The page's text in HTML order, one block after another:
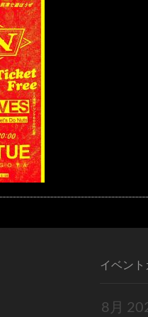
イベン